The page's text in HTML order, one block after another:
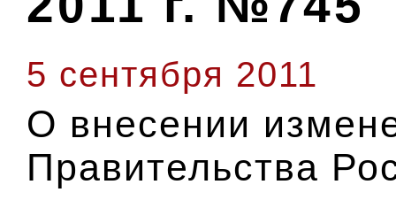
5 сентября 2011
О внесении
Правительства